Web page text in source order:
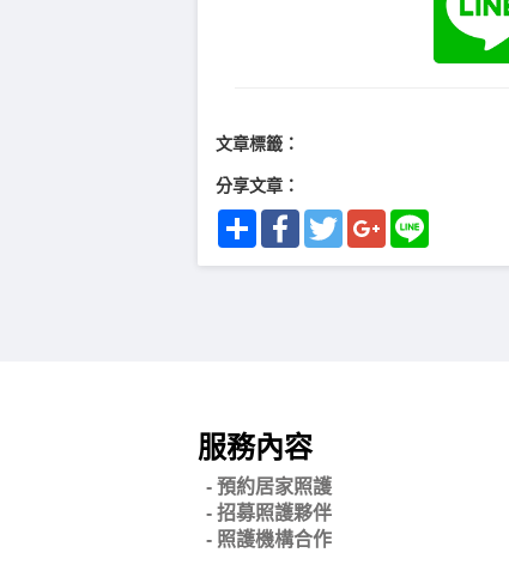
文章標籤：
分享文章：
ShareFacebookTwitterGoogle+Line
服務內容
- 預約居家照護
- 招募照護夥伴
- 照護機構合作